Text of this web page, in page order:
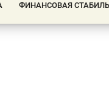
ФИНАНСОВАЯ